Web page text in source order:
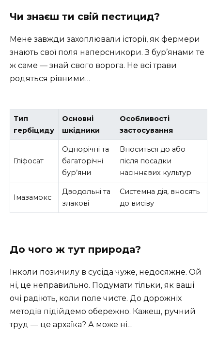
Чи знаєш ти свій пестицид?
Мене завжди захоплювали історії, як фермери
знають свої поля наперсникори. З бур’янами те
ж саме — знай свого ворога. Не всі трави
родяться рівними…
Тип
гербіциду
Основні
шкідники
Особливості
застосування
Гліфосат
Однорічні та
багаторічні
бур’яни
Вноситься до або
після посадки
насіннєвих культур
Імазамокс
Дводольні та
злакові
Системна дія, вносять
до висіву
До чого ж тут природа?
Інколи позичилу в сусіда чуже, недосяжне. Ой
ні, це неправильно. Подумати тільки, як ваші
очі радіють, коли поле чисте. До дорожніх
методів підійдемо обережно. Кажеш, ручний
труд — це архаїка? А може ні…